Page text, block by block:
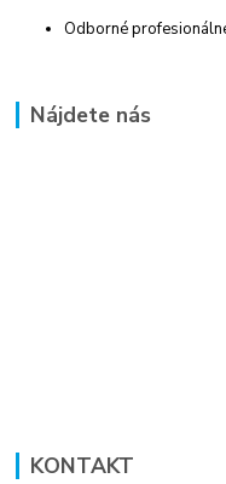
Odborné
Nájdete nás
KONTAKT